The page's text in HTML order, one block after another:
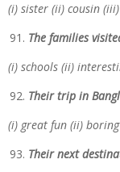
(i) sister (ii) cousin
The families
(i) schools (ii)
Their trip in
(i) great fun (ii)
Their next